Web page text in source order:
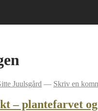
Juulsgård — Skriv en
– plantefarvet